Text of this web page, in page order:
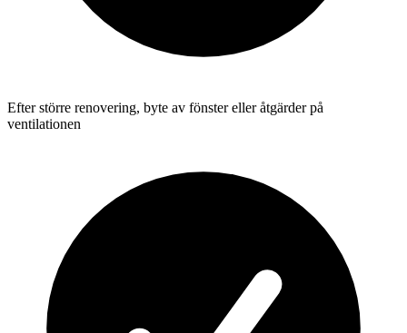
Efter större renovering, byte av fönster eller åtgärder på
ventilationen